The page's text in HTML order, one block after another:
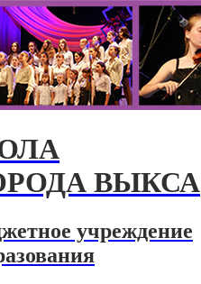
ВЫКСА
учреждение